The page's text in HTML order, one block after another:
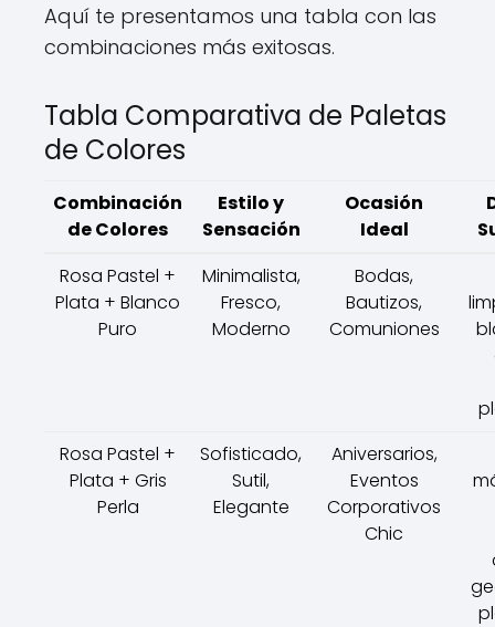
Aquí te presentamos una tabla con las
combinaciones más exitosas.
Tabla Comparativa de Paletas
de Colores
Combinación
de Colores
Estilo y
Sensación
Ocasión
Ideal
Rosa Pastel +
Plata + Blanco
Puro
Minimalista,
Fresco,
Moderno
Bodas,
Bautizos,
Comuniones
Rosa Pastel +
Plata + Gris
Perla
Sofisticado,
Sutil,
Elegante
Aniversarios,
Eventos
Corporativos
Chic